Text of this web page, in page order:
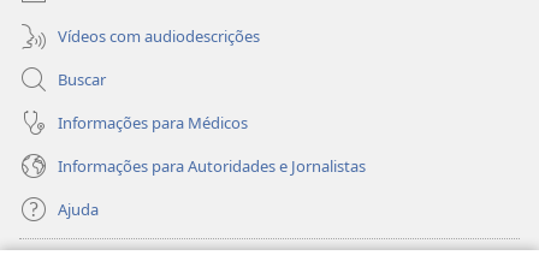
Vídeos com audiodescrições
Buscar
Informações para Médicos
Informações para Autoridades e Jornalistas
Ajuda